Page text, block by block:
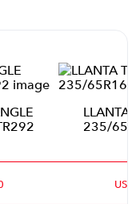
LLANTA
235/